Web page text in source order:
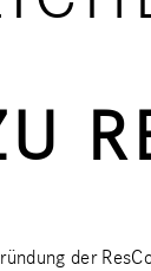
der